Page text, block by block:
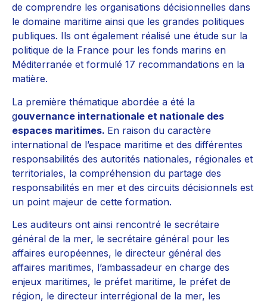
de comprendre les organisations décisionnelles dans
le domaine maritime ainsi que les grandes politiques
publiques. Ils ont également réalisé une étude sur la
politique de la France pour les fonds marins en
Méditerranée et formulé 17 recommandations en la
matière.
La première thématique abordée a été la
gouvernance internationale et nationale des
espaces maritimes. En raison du caractère
international de l’espace maritime et des différentes
responsabilités des autorités nationales, régionales et
territoriales, la compréhension du partage des
responsabilités en mer et des circuits décisionnels est
un point majeur de cette formation.
Les auditeurs ont ainsi rencontré le secrétaire
général de la mer, le secrétaire général pour les
affaires européennes, le directeur général des
affaires maritimes, l’ambassadeur en charge des
enjeux maritimes, le préfet maritime, le préfet de
région, le directeur interrégional de la mer, les